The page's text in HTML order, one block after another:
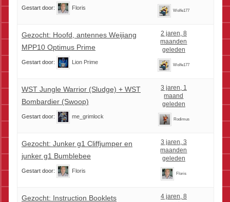
Gestart door: Floris Wolfe177
Gezocht: Hoofd, antennes Weijiang
MPP10 Optimus Prime
Gestart door: Lion Prime
2 jaren, 8
maanden
geleden
Wolfe177
WST Jungle Warrior (Sludge) + WST
Bombardier (Swoop)
Gestart door: me_grimlock
3 jaren, 1
maand
geleden
Rodimus
Gezocht: Junker g1 Cliffjumper en
junker g1 Bumblebee
Gestart door: Floris
3 jaren, 3
maanden
geleden
Floris
Gezocht: Instruction Booklets
4 jaren, 8